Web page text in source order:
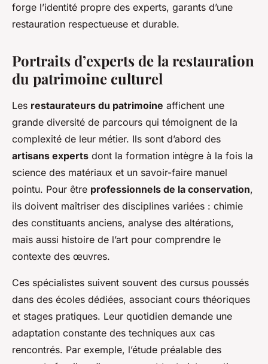
forge l’identité propre des experts, garants d’une
restauration respectueuse et durable.
Portraits d’experts de la restauration
du patrimoine culturel
Les restaurateurs du patrimoine affichent une
grande diversité de parcours qui témoignent de la
complexité de leur métier. Ils sont d’abord des
artisans experts dont la formation intègre à la fois la
science des matériaux et un savoir-faire manuel
pointu. Pour être professionnels de la conservation,
ils doivent maîtriser des disciplines variées : chimie
des constituants anciens, analyse des altérations,
mais aussi histoire de l’art pour comprendre le
contexte des œuvres.
Ces spécialistes suivent souvent des cursus poussés
dans des écoles dédiées, associant cours théoriques
et stages pratiques. Leur quotidien demande une
adaptation constante des techniques aux cas
rencontrés. Par exemple, l’étude préalable des